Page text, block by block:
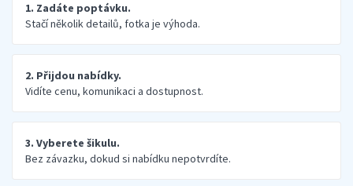
1. Zadáte poptávku.
Stačí několik detailů, fotka je výhoda.
2. Přijdou nabídky.
Vidíte cenu, komunikaci a dostupnost.
3. Vyberete šikulu.
Bez závazku, dokud si nabídku nepotvrdíte.